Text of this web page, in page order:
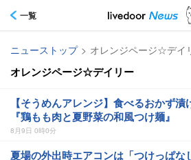
一覧
ニューストップ > オレンジページ☆デイ
オレンジページ☆デイリー
【そうめんアレンジ】食べるおかず漬
『鶏もも肉と夏野菜の和風つけ麺』
8月9日 0時0分
夏場の外出時エアコンは「つけっぱな